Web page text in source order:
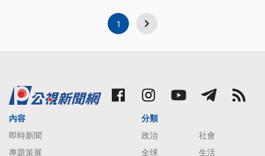
1
內容
即時新聞
專題策展
分類
政治
社會
全球
生活